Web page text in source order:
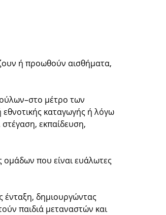
ή προωθούν αισθήματα,
μέτρο των
καταγωγής ή λόγω
εκπαίδευση,
ομάδων που είναι ευάλωτες
ένταξη, δημιουργώντας
παιδιά μεταναστών και